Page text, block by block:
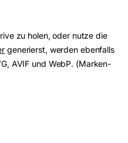
zu holen, oder nutze die
generierst, werden ebenfalls
AVIF und WebP. (Marken-